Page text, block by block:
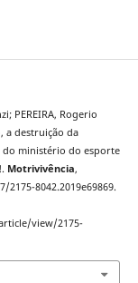
PEREIRA, Rogerio
a destruição da
do ministério do esporte
Motrivivência,
2175-8042.2019e69869.
view/2175-